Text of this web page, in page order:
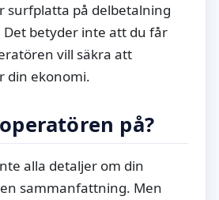
surfplatta på delbetalning
betyder inte att du får
vill säkra att
din ekonomi.
på?
alla detaljer om din
sammanfattning. Men